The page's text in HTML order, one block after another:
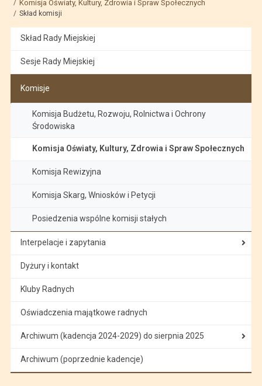
Komisja Oświaty, Kultury, Zdrowia i Spraw Społecznych
Skład komisji
Skład Rady Miejskiej
Sesje Rady Miejskiej
Komisje
Komisja Budżetu, Rozwoju, Rolnictwa i Ochrony
Środowiska
Komisja Oświaty, Kultury, Zdrowia i Spraw Społecznych
Komisja Rewizyjna
Komisja Skarg, Wniosków i Petycji
Posiedzenia wspólne komisji stałych
Interpelacje i zapytania
Dyżury i kontakt
Kluby Radnych
Oświadczenia majątkowe radnych
Archiwum (kadencja 2024-2029) do sierpnia 2025
Archiwum (poprzednie kadencje)